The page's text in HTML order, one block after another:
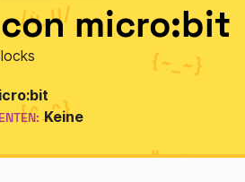
micro:bit
Keine